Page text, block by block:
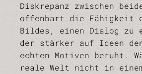
Diskrepanz zwischen
offenbart die Fähigkeit
Bildes, einen Dialog zu
der stärker auf Ideen
echten Motiven beruht.
reale Welt nicht in